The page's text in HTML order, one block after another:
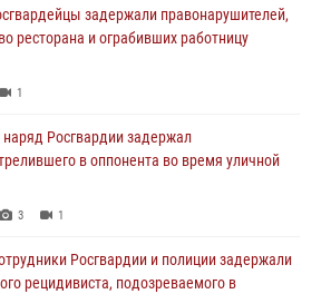
задержали правонарушителей,
ресторана и ограбивших работницу
1
Росгвардии задержал
в оппонента во время уличной
3 1
Росгвардии и полиции задержали
рецидивиста, подозреваемого в